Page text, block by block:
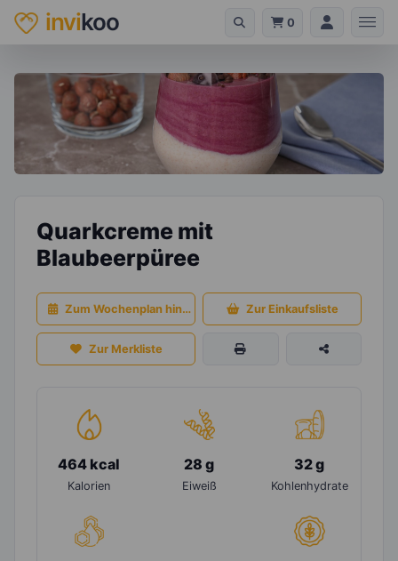
invikoo 0
Quarkcreme mit
Blaubeerpüree
Zum Wochenplan hinzufügen Zur Einkaufsliste
Zur Merkliste
464 kcal
Kalorien
28 g
Eiweiß
32 g
Kohlenhydrate